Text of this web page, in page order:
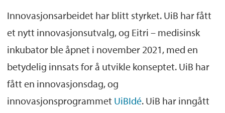
Innovasjonsarbeidet har blitt styrket. UiB har fått
et nytt innovasjonsutvalg, og Eitri – medisinsk
inkubator ble åpnet i november 2021, med en
betydelig innsats for å utvikle konseptet. UiB har
fått en innovasjonsdag, og
innovasjonsprogrammet UiBIdé. UiB har inngått